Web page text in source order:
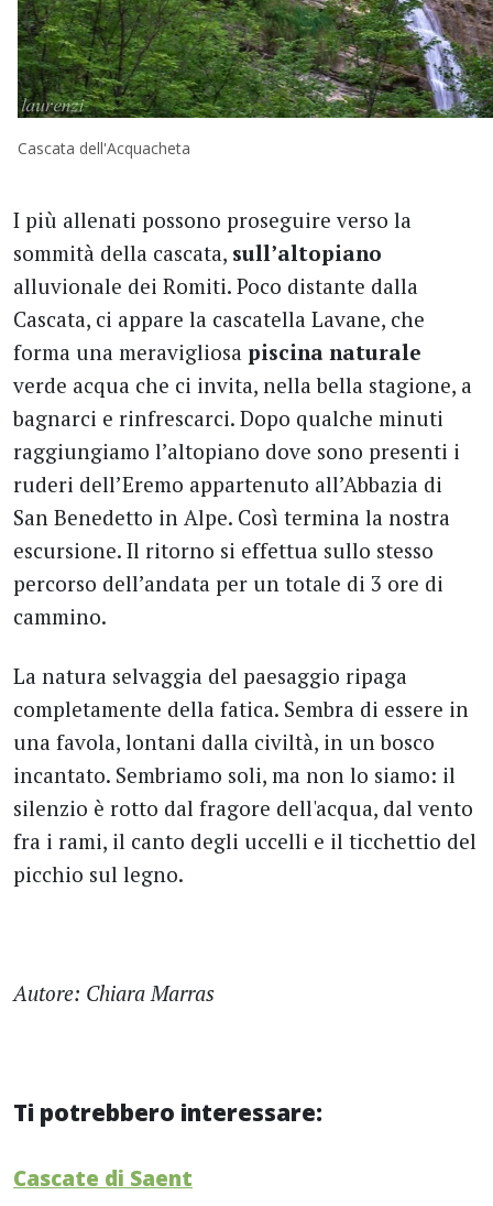
Cascata dell'Acquacheta
I più allenati possono proseguire verso la
sommità della cascata, sull’altopiano
alluvionale dei Romiti. Poco distante dalla
Cascata, ci appare la cascatella Lavane, che
forma una meravigliosa piscina naturale
verde acqua che ci invita, nella bella stagione, a
bagnarci e rinfrescarci. Dopo qualche minuti
raggiungiamo l’altopiano dove sono presenti i
ruderi dell’Eremo appartenuto all’Abbazia di
San Benedetto in Alpe. Così termina la nostra
escursione. Il ritorno si effettua sullo stesso
percorso dell’andata per un totale di 3 ore di
cammino.
La natura selvaggia del paesaggio ripaga
completamente della fatica. Sembra di essere in
una favola, lontani dalla civiltà, in un bosco
incantato. Sembriamo soli, ma non lo siamo: il
silenzio è rotto dal fragore dell'acqua, dal vento
fra i rami, il canto degli uccelli e il ticchettio del
picchio sul legno.
Autore: Chiara Marras
Ti potrebbero interessare:
Cascate di Saent